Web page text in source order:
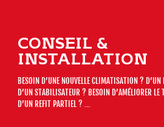
CONSEIL &
INSTALLATION
BESOIN D’UNE NOUVELLE CLIMATISATION ?
D’UN STABILISATEUR ? BESOIN D’AMÉLIORER LE
D’UN REFIT PARTIEL ? …